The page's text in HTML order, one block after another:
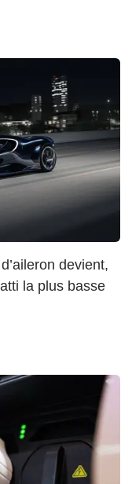
devient,
la plus basse